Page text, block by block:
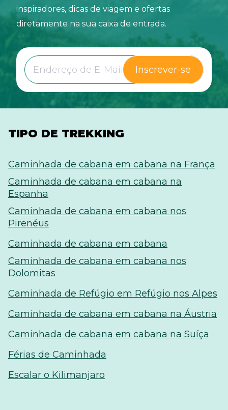
inspiradores, dicas de viagem e ofertas
diretamente na sua caixa de entrada.
Inscrever-se
TIPO DE TREKKING
Caminhada de cabana em cabana na França
Caminhada de cabana em cabana na
Espanha
Caminhada de cabana em cabana nos
Pirenéus
Caminhada de cabana em cabana
Caminhada de cabana em cabana nos
Dolomitas
Caminhada de Refúgio em Refúgio nos Alpes
Caminhada de cabana em cabana na Áustria
Caminhada de cabana em cabana na Suíça
Férias de Caminhada
Escalar o Kilimanjaro